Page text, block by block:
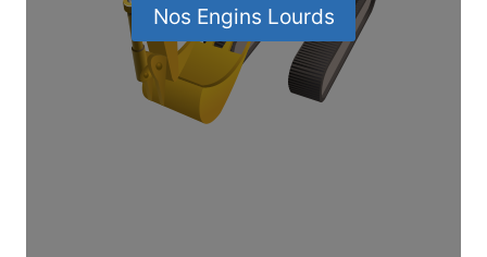
Nos Engins Lourds